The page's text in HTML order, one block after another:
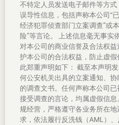
不特定人员发送电子邮件等方式
误导性信息，包括声称本公司“
经济犯罪侦查部门立案调查”或
险”等言论。 上述信息毫无事实
对本公司的商业信誉及合法权
护本公司的合法权益，防止虚
此郑重声明如下： 截至本声明
何公安机关出具的立案通知、
的调查文书。任何声称本公司
接受调查的言论，均属虚假信
规经营，严格遵守各业务所在
求，依法履行反洗钱（AML）